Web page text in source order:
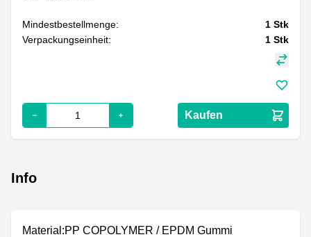
Mindestbestellmenge: 1 Stk
Verpackungseinheit:
1 Stk
Kaufen
Info
Material:PP COPOLYMER / EPDM Gummi